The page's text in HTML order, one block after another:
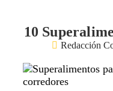
10
Redacción